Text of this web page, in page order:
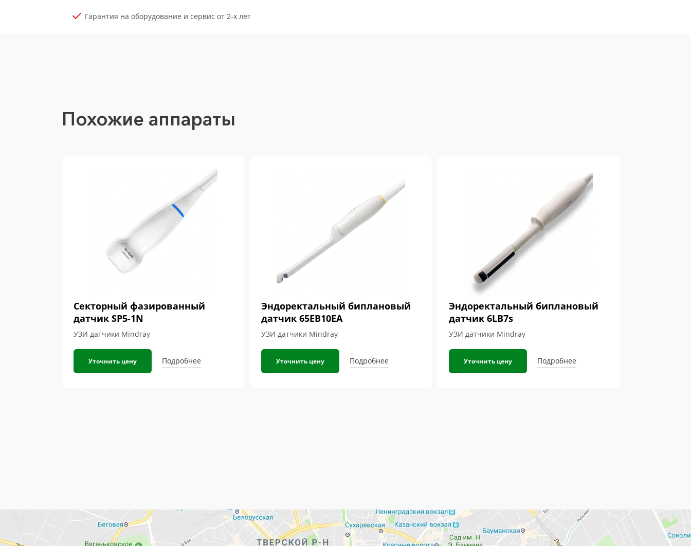
Гарантия на оборудование и сервис от 2-х лет
Похожие аппараты
Секторный фазированный
датчик SP5-1N
УЗИ датчики Mindray
Уточнить цену Подробнее
Эндоректальный биплановый
датчик 65EB10EA
УЗИ датчики Mindray
Уточнить цену Подробнее
Эндоректальный биплановый
датчик 6LB7s
УЗИ датчики Mindray
Уточнить цену Подробнее